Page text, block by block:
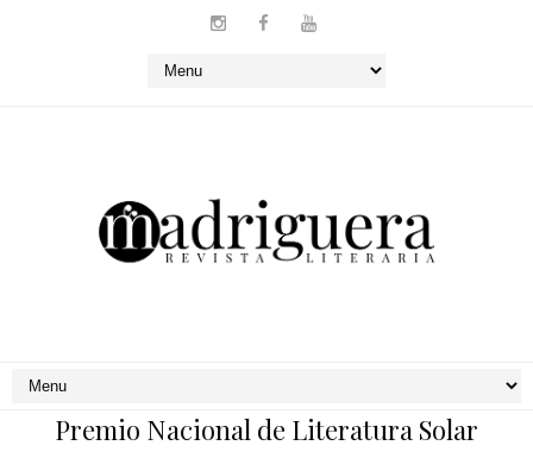
Premio Nacional de Literatura Solar